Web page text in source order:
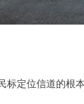
定位信道的根本